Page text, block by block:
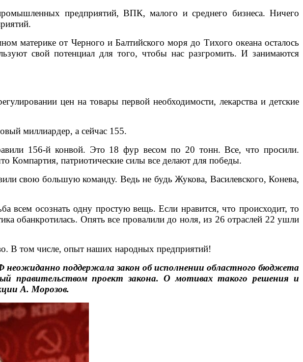
предприятий, ВПК, малого и среднего бизнеса. Ничего
материке от Черного и Балтийского моря до Тихого океана осталось
свой потенциал для того, чтобы нас разгромить. И занимаются
цен на товары первой необходимости, лекарства и детские
миллиардер, а сейчас 155.
156-й конвой. Это 18 фур весом по 20 тонн. Все, что просили.
Компартия, патриотические силы все делают для победы.
свою большую команду. Ведь не будь Жукова, Василевского, Конева,
всем осознать одну простую вещь. Если нравится, что происходит, то
обанкротилась. Опять все провалили до ноля, из 26 отраслей 22 ушли
В том числе, опыт наших народных предприятий!
поддержала закон об исполнении областного бюджета
правительством проект закона. О мотивах такого решения и
А. Морозов.